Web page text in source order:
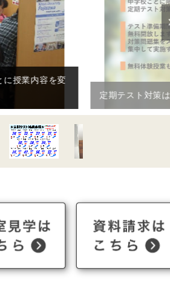
定期テスト対策はお任せ下さい！